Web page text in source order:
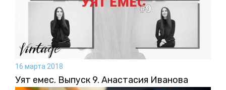
16 марта 2018
Уят емес. Выпуск 9. Анастасия Иванова